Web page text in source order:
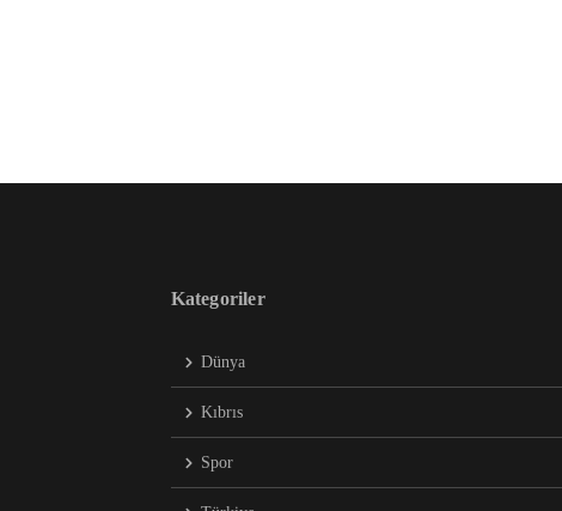
Kategoriler
Dünya
Kıbrıs
Spor